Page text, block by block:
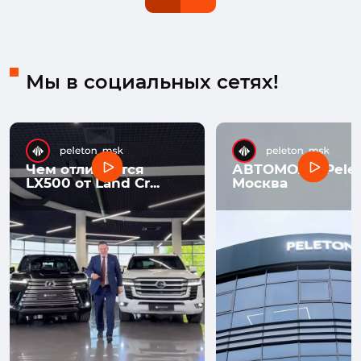
Мы в социальных сетях!
Чем отличается
LX500 от Land Cr...
АВТОМОЛЛ
Москва